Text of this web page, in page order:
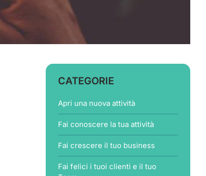
CATEGORIE
Apri una nuova attività
Fai conoscere la tua attività
Fai crescere il tuo business
Fai felici i tuoi clienti e il tuo